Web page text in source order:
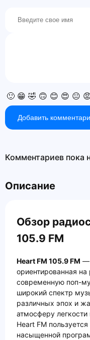
🙂 😁 🤣 🙃 😊 😍 😐
Добавить
Комментариев пока
Описание
Обзор
105.9 FM
Heart FM 105.9 FM —
ориентированная
современную поп-
широкий спектр
различных эпох и
атмосферу легкости
Heart FM
насыщенной